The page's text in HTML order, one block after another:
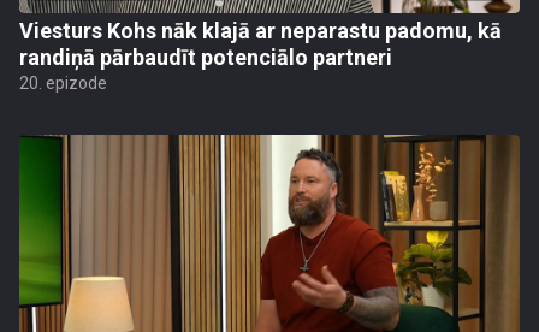
Viesturs Kohs nāk klajā ar neparastu padomu, kā
randiņā pārbaudīt potenciālo partneri
20. epizode